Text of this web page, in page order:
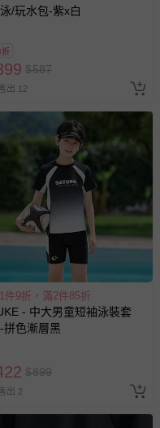
/玩水包-紫x白
折
$587
出 12
件9折，滿2件85折
- 中大男童短袖泳裝套
拼色漸層黑
$899
出 2